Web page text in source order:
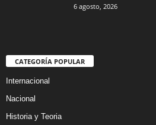
6 agosto, 2026
CATEGORÍA POPULAR
Internacional
Nacional
Historia y Teoria